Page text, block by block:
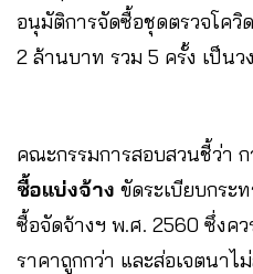
อนุมัติการจัดซื้อชุดตรวจโควิ
2 ล้านบาท รวม 5 ครั้ง เป็นว
คณะกรรมการสอบสวนชี้ว่า
ซื้อแบ่งจ้าง ขัดระเบียบกระ
ซื้อจัดจ้างฯ พ.ศ. 2560 ซึ่งคว
ราคาถูกกว่า และส่อเจตนาไ